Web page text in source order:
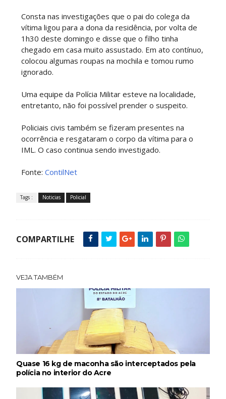
Consta nas investigações que o pai do colega da
vítima ligou para a dona da residência, por volta de
1h30 deste domingo e disse que o filho tinha
chegado em casa muito assustado. Em ato contínuo,
colocou algumas roupas na mochila e tomou rumo
ignorado.
Uma equipe da Polícia Militar esteve na localidade,
entretanto, não foi possível prender o suspeito.
Policiais civis também se fizeram presentes na
ocorrência e resgataram o corpo da vítima para o
IML. O caso continua sendo investigado.
Fonte: ContilNet
Tags : Noticias Policial
COMPARTILHE
VEJA TAMBÉM
Quase 16 kg de maconha são interceptados pela
polícia no interior do Acre